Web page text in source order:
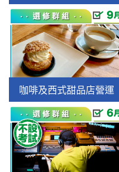
咖啡及西式甜品店營運